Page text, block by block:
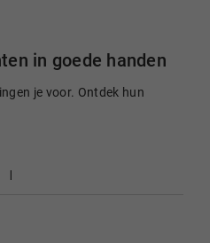
in goede handen
je voor. Ontdek hun